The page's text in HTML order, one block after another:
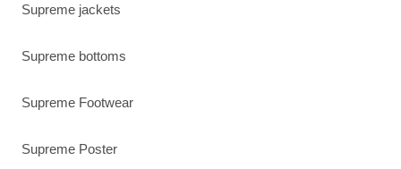
Supreme jackets
Supreme bottoms
Supreme Footwear
Supreme Poster